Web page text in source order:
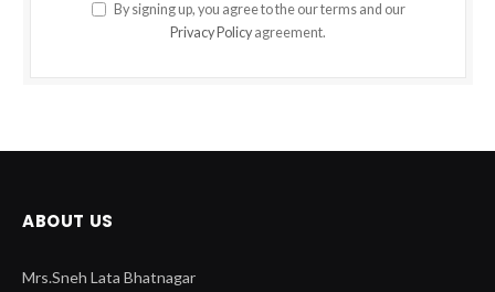
By signing up, you agree to the our terms and our
Privacy Policy agreement.
ABOUT US
Mrs.Sneh Lata Bhatnagar